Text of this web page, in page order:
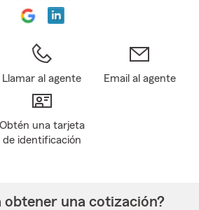
Llamar al agente Email al agente
Obtén una tarjeta
de identificación
obtener una cotización?